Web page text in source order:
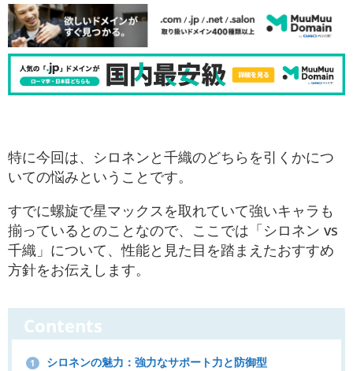
特に今回は、シロネンと千織のどちらを引くかにつ
いての悩みということです。
すでに螺旋で星マックスを取れていて強いキャラも
揃っているとのことなので、ここでは「シロネン vs
千織」について、性能と見た目を踏まえたおすすめ
方針をお伝えします。
Contents
1 シロネンの魅力：強力なサポート力と防御型